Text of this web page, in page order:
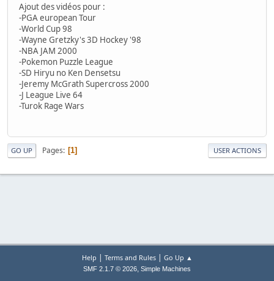
Ajout des vidéos pour :
-PGA european Tour
-World Cup 98
-Wayne Gretzky's 3D Hockey '98
-NBA JAM 2000
-Pokemon Puzzle League
-SD Hiryu no Ken Densetsu
-Jeremy McGrath Supercross 2000
-J League Live 64
-Turok Rage Wars
GO UP Pages 1 USER ACTIONS
Help | Terms and Rules| Go Up ▲
SMF 2.1.7 © 2026, Simple Machines